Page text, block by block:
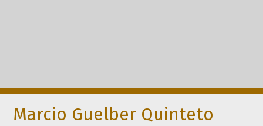
Marcio Guelber Quinteto